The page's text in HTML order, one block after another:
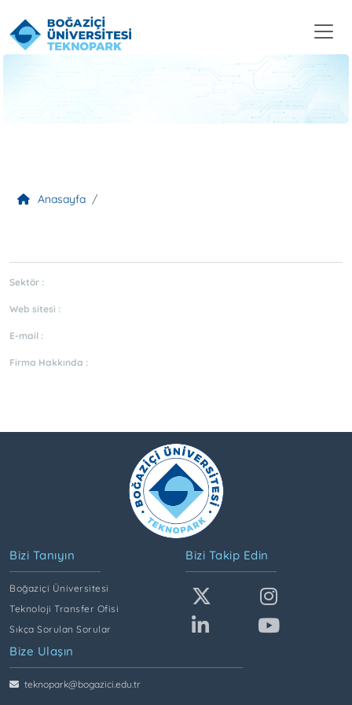
Anasayfa
Sektör :
Web sitesi :
E-mail :
Firma Hakkında :
Bizi Tanıyın
Boğaziçi Üniversitesi
Teknoloji Transfer Ofisi
Sıkça Sorulan Sorular
Bizi Takip Edin
Bize Ulaşın
teknopark@bogazici.edu.tr